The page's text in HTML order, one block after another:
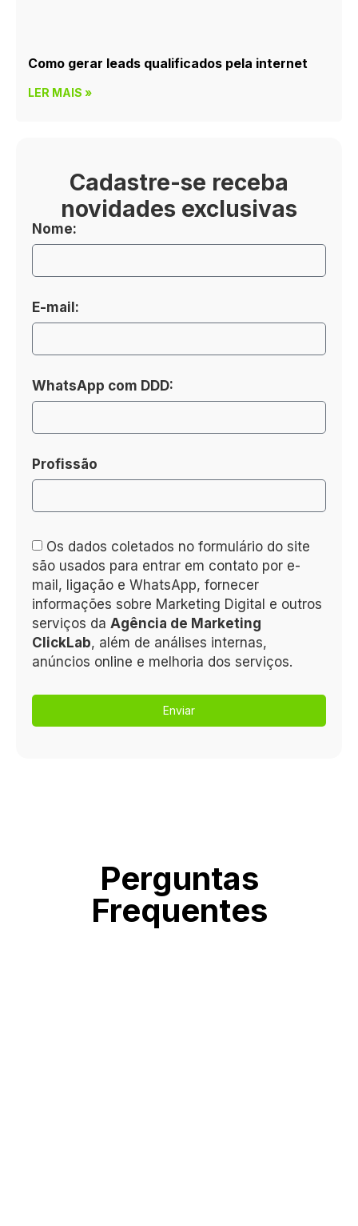
Como gerar leads qualificados pela internet
LER MAIS »
Cadastre-se receba
novidades exclusivas
Nome:
E-mail:
WhatsApp com DDD:
Profissão
Os dados coletados no formulário do site
são usados para entrar em contato por e-
mail, ligação e WhatsApp, fornecer
informações sobre Marketing Digital e outros
serviços da Agência de Marketing
ClickLab, além de análises internas,
anúncios online e melhoria dos serviços.
Enviar
Perguntas
Frequentes